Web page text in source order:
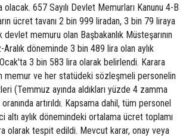
657 Sayılı Devlet Memurları Kanunu 4-B
ücret tavanı 2 bin 999 liradan, 3 bin 79 liraya
memuru olan Başbakanlık Müsteşarının
Aralık döneminde 3 bin 489 lira olan aylık
3 bin 583 lira olarak belirlendi. Karara
memur ve her statüdeki sözleşmeli personelin
(Temmuz ayında aldıkları yüzde 4 zamma
artırıldı. Kapsama dahil, tüm personel
altı aylık dönemindeki ortalama ücret toplamı
olarak tespit edildi. Mevcut karar, onay veya